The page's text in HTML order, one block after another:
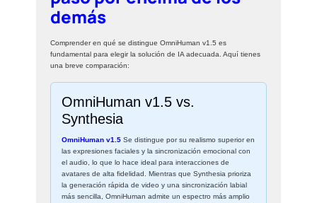
demás
Comprender en qué se distingue OmniHuman v1.5 es
fundamental para elegir la solución de IA adecuada. Aquí tienes
una breve comparación:
OmniHuman v1.5 vs.
Synthesia
OmniHuman v1.5 Se distingue por su realismo superior en
las expresiones faciales y la sincronización emocional con
el audio, lo que lo hace ideal para interacciones de
avatares de alta fidelidad. Mientras que Synthesia prioriza
la generación rápida de video y una sincronización labial
más sencilla, OmniHuman admite un espectro más amplio